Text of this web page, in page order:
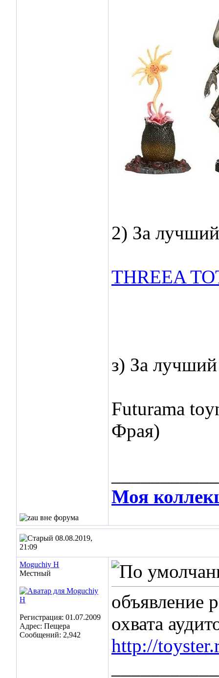
2) За
THREEA
з) За
Futurama
Фрая)
Моя
08.08.2019,
21:09
Moguchiy H
Местный
Регистрация: 01.07.2009
Адрес: Пещера
Сообщений: 2,942
объявление
охвата
http://